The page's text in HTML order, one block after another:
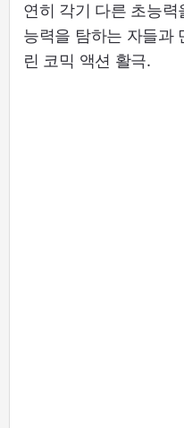
연히 각기 다른 초능
능력을 탐하는 자들과
린 코믹 액션 활극.